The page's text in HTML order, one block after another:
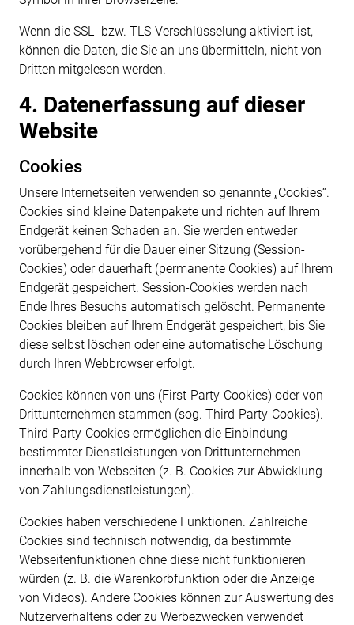
Wenn die SSL- bzw. TLS-Verschlüsselung aktiviert ist,
können die Daten, die Sie an uns übermitteln, nicht von
Dritten mitgelesen werden.
4. Datenerfassung auf dieser
Website
Cookies
Unsere Internetseiten verwenden so genannte „Cookies“.
Cookies sind kleine Datenpakete und richten auf Ihrem
Endgerät keinen Schaden an. Sie werden entweder
vorübergehend für die Dauer einer Sitzung (Session-
Cookies) oder dauerhaft (permanente Cookies) auf Ihrem
Endgerät gespeichert. Session-Cookies werden nach
Ende Ihres Besuchs automatisch gelöscht. Permanente
Cookies bleiben auf Ihrem Endgerät gespeichert, bis Sie
diese selbst löschen oder eine automatische Löschung
durch Ihren Webbrowser erfolgt.
Cookies können von uns (First-Party-Cookies) oder von
Drittunternehmen stammen (sog. Third-Party-Cookies).
Third-Party-Cookies ermöglichen die Einbindung
bestimmter Dienstleistungen von Drittunternehmen
innerhalb von Webseiten (z. B. Cookies zur Abwicklung
von Zahlungsdienstleistungen).
Cookies haben verschiedene Funktionen. Zahlreiche
Cookies sind technisch notwendig, da bestimmte
Webseitenfunktionen ohne diese nicht funktionieren
würden (z. B. die Warenkorbfunktion oder die Anzeige
von Videos). Andere Cookies können zur Auswertung des
Nutzerverhaltens oder zu Werbezwecken verwendet